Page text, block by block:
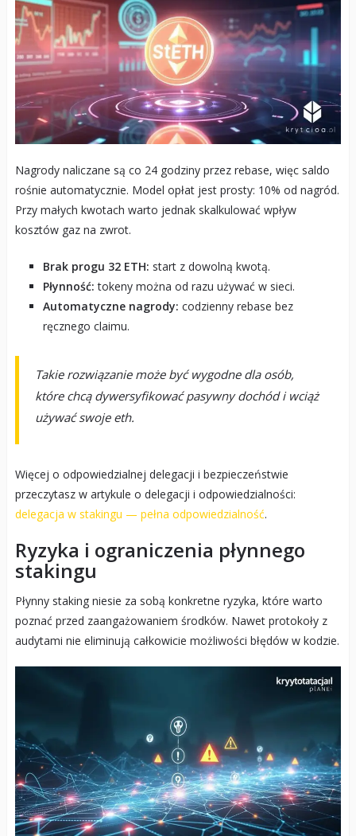
Nagrody naliczane są co 24 godziny przez rebase, więc saldo
rośnie automatycznie. Model opłat jest prosty: 10% od nagród.
Przy małych kwotach warto jednak skalkulować wpływ
kosztów gaz na zwrot.
Brak progu 32 ETH: start z dowolną kwotą.
Płynność: tokeny można od razu używać w sieci.
Automatyczne nagrody: codzienny rebase bez
ręcznego claimu.
Takie rozwiązanie może być wygodne dla osób,
które chcą dywersyfikować pasywny dochód i wciąż
używać swoje eth.
Więcej o odpowiedzialnej delegacji i bezpieczeństwie
przeczytasz w artykule o delegacji i odpowiedzialności:
delegacja w stakingu — pełna odpowiedzialność.
Ryzyka i ograniczenia płynnego
stakingu
Płynny staking niesie za sobą konkretne ryzyka, które warto
poznać przed zaangażowaniem środków. Nawet protokoły z
audytami nie eliminują całkowicie możliwości błędów w kodzie.